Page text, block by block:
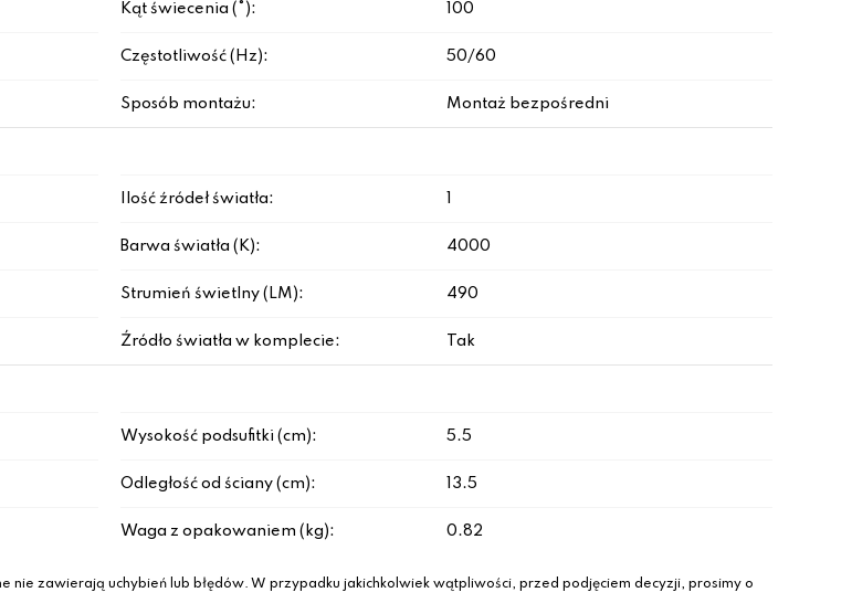
Kąt świecenia (°): 100
Częstotliwość (Hz): 50/60
Sposób montażu: Montaż bezpośredni
Ilość źródeł światła:
Barwa światła (K): 4000
Strumień świetlny (LM): 490
Źródło światła w komplecie: Tak
Wysokość podsufitki (cm): 5.5
Odległość od ściany (cm): 13.5
Waga z opakowaniem (kg): 0.82
nie zawierają uchybień lub błędów. W przypadku jakichkolwiek wątpliwości, przed podjęciem decyzji, prosimy o